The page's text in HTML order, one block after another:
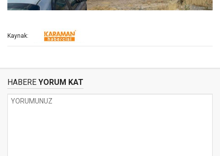
Kaynak:
HABERE YORUM KAT